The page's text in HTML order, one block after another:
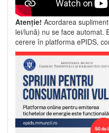
Atenție! Acordarea
lei/lună) nu se face automat.
cerere în platforma ePIDS,